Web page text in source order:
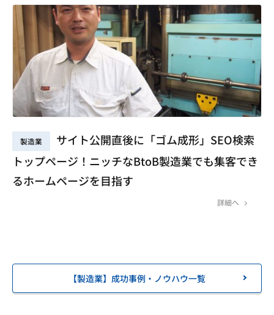
製造業
サイト公開直後に「ゴム成形」SEO検索
トップページ！ニッチなBtoB製造業でも集客でき
るホームページを目指す
詳細へ
【製造業】成功事例・ノウハウ一覧